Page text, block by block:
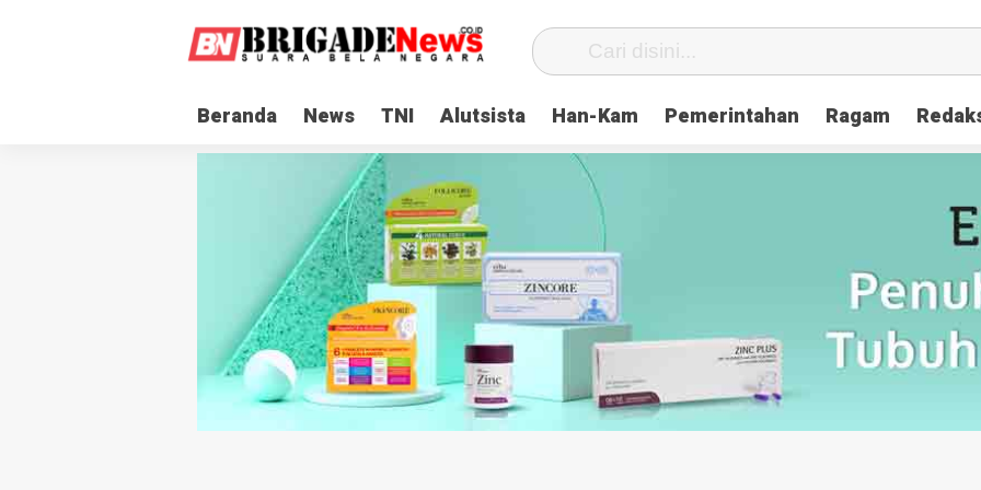
Beranda News TNI Alutsista Han-Kam Pemerintahan Ragam